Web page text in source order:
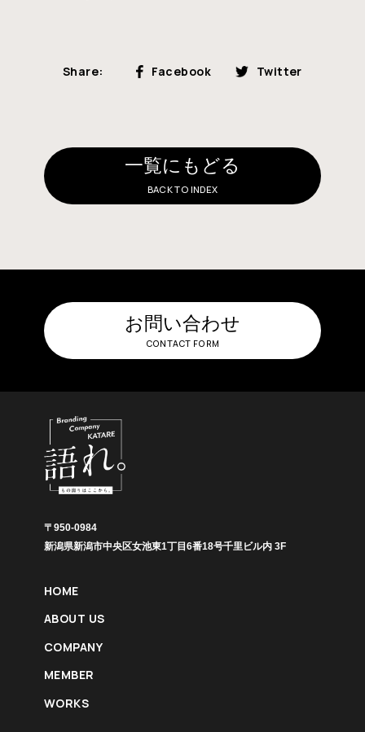
Share: Facebook Twitter
一覧にもどる
BACK TO INDEX
お問い合わせ
CONTACT FORM
〒950-0984
新潟県新潟市中央区女池東1丁目6番18号千里ビル内 3F
HOME
ABOUT US
COMPANY
MEMBER
WORKS